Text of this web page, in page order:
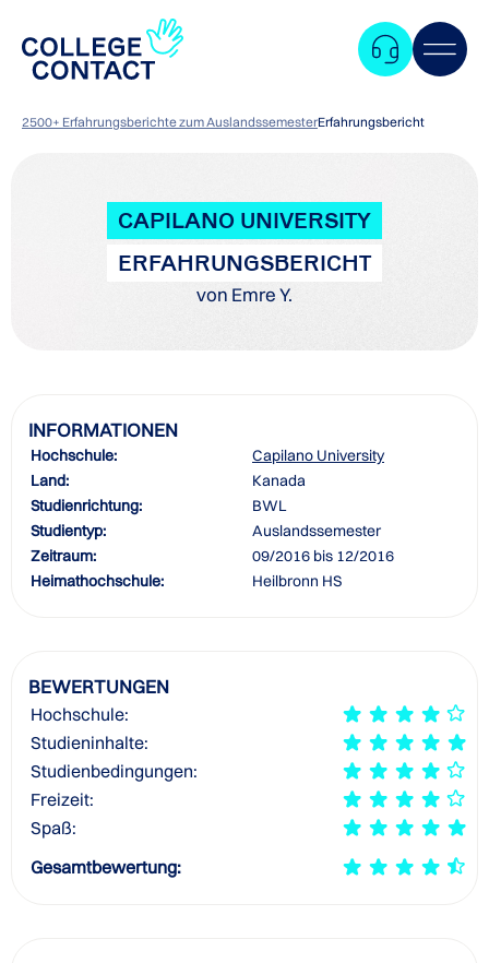
2500+ Erfahrungsberichte zum AuslandssemesterErfahrungsbericht
CAPILANO UNIVERSITY
ERFAHRUNGSBERICHT
von Emre Y.
INFORMATIONEN
Hochschule:
Capilano University
Land:
Kanada
Studienrichtung:
BWL
Studientyp:
Auslandssemester
Zeitraum:
09/2016 bis 12/2016
Heimathochschule:
Heilbronn HS
BEWERTUNGEN
Hochschule:
Studieninhalte:
Studienbedingungen:
Freizeit:
Spaß:
Gesamtbewertung: